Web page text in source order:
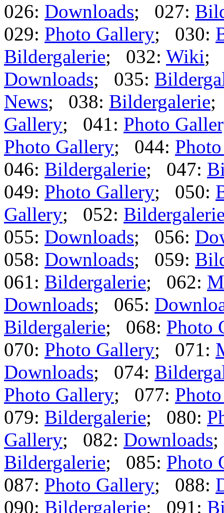
026: Downloads; 027:
029: Photo Gallery; 030:
Bildergalerie; 032: Wiki;
Downloads; 035:
News; 038: Bildergalerie;
Gallery; 041: Photo
Photo Gallery; 044:
046: Bildergalerie; 047:
049: Photo Gallery; 050:
Gallery; 052:
055: Downloads; 056:
058: Downloads; 059:
061: Bildergalerie; 062:
Downloads; 065:
Bildergalerie; 068: Photo
070: Photo Gallery; 071:
Downloads; 074:
Photo Gallery; 077:
079: Bildergalerie; 080:
Gallery; 082: Downloads
Bildergalerie; 085: Photo
087: Photo Gallery; 088:
090: Bildergalerie; 091: